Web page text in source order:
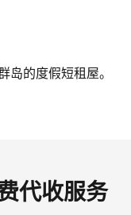
的度假短租屋。
代收服务